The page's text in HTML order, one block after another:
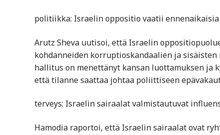
politiikka: Israelin oppositio vaatii
Arutz Sheva uutisoi, että Israelin
kohdanneiden korruptioskandaalien ja
hallitus on menettänyt kansan luottamuksen ja
että tilanne saattaa johtaa poliittiseen
terveys: Israelin sairaalat valmistautuvat
Hamodia raportoi, että Israelin sairaalat ovat